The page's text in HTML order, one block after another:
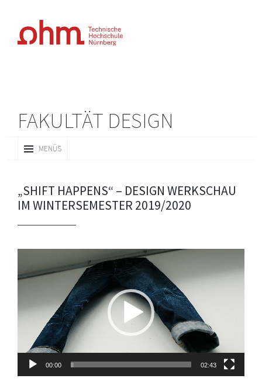
FAKULTÄT DESIGN
MENÜS
INHALT
„SHIFT HAPPENS“ – DESIGN WERKSCHAU
IM WINTERSEMESTER 2019/2020
Player
00:00 02:43